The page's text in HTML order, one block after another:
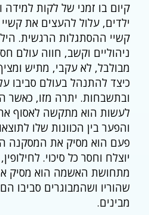
קיום בו זמני של לקות
ילדים, עלול להעצים את
קשיי ההסתגלות הרגשית.
ניהוליים וקשב, חווה עולם
מבולבל, לא עקבי, מתיש
כיצד להתנהל בעולם סביבו
ובתשבחות. יתרה מזו, כאשר
לעשות הוא מתקשה לאסוף
והפער בין הכוונות שלו
פעם הוא מסיק את המסקנה
יוצלח וחסר כל סיכוי.
מתחושת האשמה הוא מסיק
שהוריו ושהמבוגרים סביבו
מבינים.